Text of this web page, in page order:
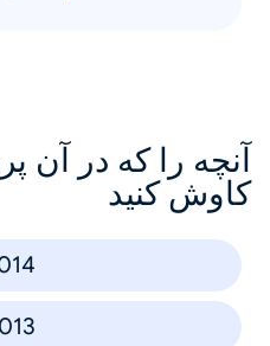
آنچه را که در آن
کاوش کنید